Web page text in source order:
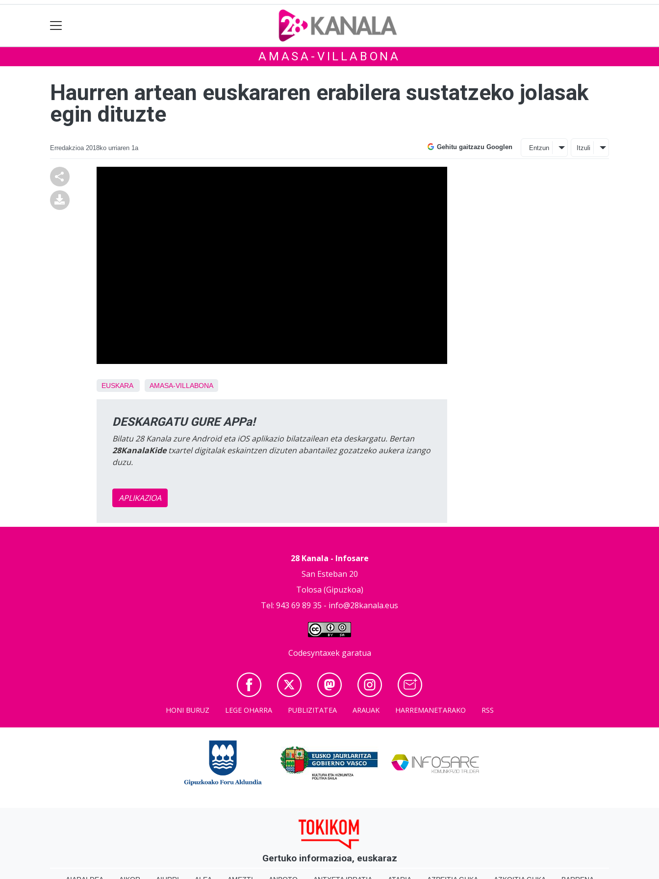
AMASA-VILLABONA
Haurren artean euskararen erabilera sustatzeko jolasak
egin dituzte
Erredakzioa 2018ko urriaren 1a Gehitu gaitzazu Googlen Entzun Itzuli
EUSKARA AMASA-VILLABONA
DESKARGATU GURE APPa!
Bilatu 28 Kanala zure Android eta iOS aplikazio bilatzailean eta deskargatu. Bertan
28KanalaKidetxartel digitalak eskaintzen dizuten abantailez gozatzeko aukera izango
duzu.
APLIKAZIOA
28 Kanala - Infosare
San Esteban 20
Tolosa (Gipuzkoa)
Tel: 943 69 89 35 - info@28kanala.eus
Codesyntaxek garatua
HONI BURUZ LEGE OHARRA PUBLIZITATEA ARAUAK HARREMANETARAKO RSS
Gertuko informazioa, euskaraz